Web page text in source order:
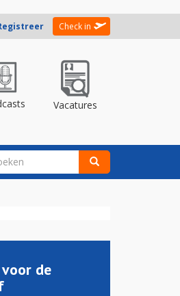
Check in
Vacatures
de